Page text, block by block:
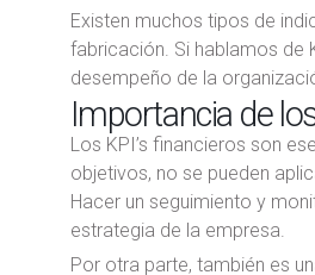
Existen muchos tipos de
fabricación. Si hablamos de
desempeño de la
Importancia de
Los KPI’s financieros son
objetivos, no se pueden
Hacer un seguimiento y
estrategia de la empresa.
Por otra parte, también es